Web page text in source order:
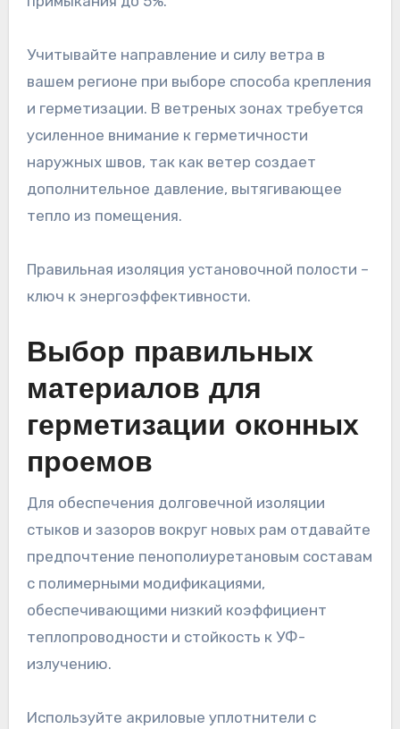
Учитывайте направление и силу ветра в
вашем регионе при выборе способа крепления
и герметизации. В ветреных зонах требуется
усиленное внимание к герметичности
наружных швов, так как ветер создает
дополнительное давление, вытягивающее
тепло из помещения.
Правильная изоляция установочной полости –
ключ к энергоэффективности.
Выбор правильных
материалов для
герметизации оконных
проемов
Для обеспечения долговечной изоляции
стыков и зазоров вокруг новых рам отдавайте
предпочтение пенополиуретановым составам
с полимерными модификациями,
обеспечивающими низкий коэффициент
теплопроводности и стойкость к УФ-
излучению.
Используйте акриловые уплотнители с